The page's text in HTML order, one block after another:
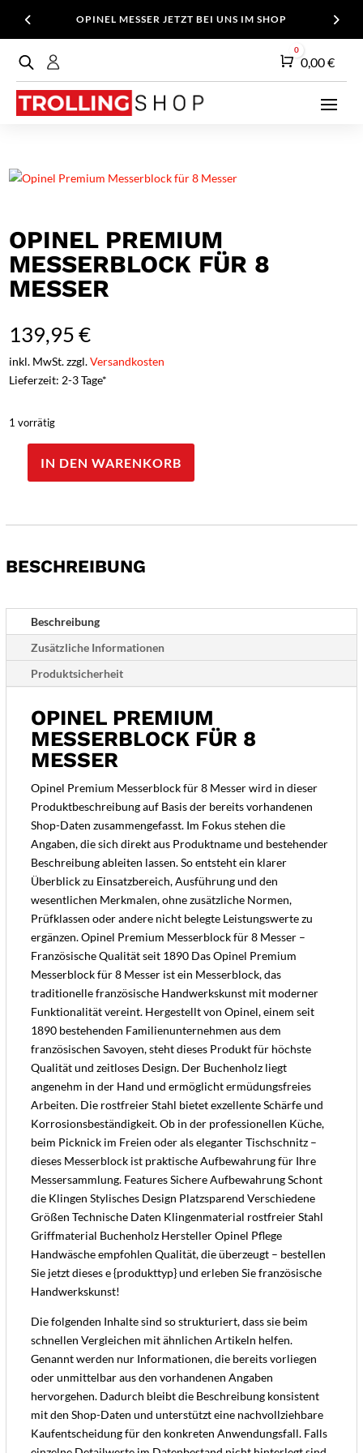
OPINEL MESSER JETZT BEI UNS IM SHOP
Warenkorb
0
0,00€
OPINEL PREMIUM
MESSERBLOCK FÜR 8
MESSER
139,95€
inkl. MwSt. zzgl.Versandkosten
Lieferzeit: 2-3 Tage*
1 vorrätig
Opinel
für
Messer
IN DEN WARENKORB
BESCHREIBUNG
Beschreibung
Zusätzliche Informationen
Produktsicherheit
OPINEL PREMIUM
MESSERBLOCK FÜR 8
MESSER
Opinel Premium Messerblock für 8 Messer wird in dieser
Produktbeschreibung auf Basis der bereits vorhandenen
Shop-Daten zusammengefasst. Im Fokus stehen die
Angaben, die sich direkt aus Produktname und bestehender
Beschreibung ableiten lassen. So entsteht ein klarer
Überblick zu Einsatzbereich, Ausführung und den
wesentlichen Merkmalen, ohne zusätzliche Normen,
Prüfklassen oder andere nicht belegte Leistungswerte zu
ergänzen. Opinel Premium Messerblock für 8 Messer –
Französische Qualität seit 1890 Das Opinel Premium
Messerblock für 8 Messer ist ein Messerblock, das
traditionelle französische Handwerkskunst mit moderner
Funktionalität vereint. Hergestellt von Opinel, einem seit
1890 bestehenden Familienunternehmen aus dem
französischen Savoyen, steht dieses Produkt für höchste
Qualität und zeitloses Design. Der Buchenholz liegt
angenehm in der Hand und ermöglicht ermüdungsfreies
Arbeiten. Die rostfreier Stahl bietet exzellente Schärfe und
Korrosionsbeständigkeit. Ob in der professionellen Küche,
beim Picknick im Freien oder als eleganter Tischschnitz –
dieses Messerblock ist praktische Aufbewahrung für Ihre
Messersammlung. Features Sichere Aufbewahrung Schont
die Klingen Stylisches Design Platzsparend Verschiedene
Größen Technische Daten Klingenmaterial rostfreier Stahl
Griffmaterial Buchenholz Hersteller Opinel Pflege
Handwäsche empfohlen Qualität, die überzeugt – bestellen
Sie jetzt dieses e {produkttyp} und erleben Sie französische
Handwerkskunst!
Die folgenden Inhalte sind so strukturiert, dass sie beim
schnellen Vergleichen mit ähnlichen Artikeln helfen.
Genannt werden nur Informationen, die bereits vorliegen
oder unmittelbar aus den vorhandenen Angaben
hervorgehen. Dadurch bleibt die Beschreibung konsistent
mit den Shop-Daten und unterstützt eine nachvollziehbare
Kaufentscheidung für den konkreten Anwendungsfall. Falls